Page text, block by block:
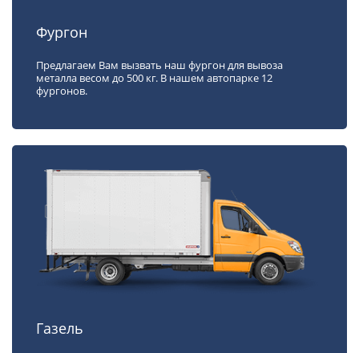
Фургон
Предлагаем Вам вызвать наш фургон для вывоза
металла весом до 500 кг. В нашем автопарке 12
фургонов.
Газель